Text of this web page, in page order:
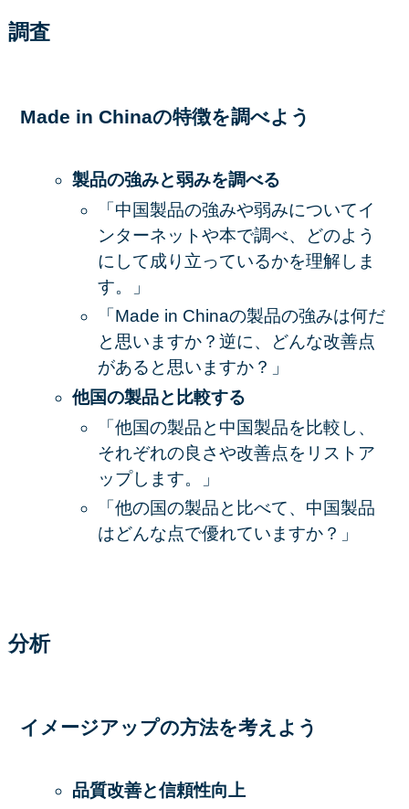
調査
Made in Chinaの特徴を調べよう
製品の強みと弱みを調べる
「中国製品の強みや弱みについてイ
ンターネットや本で調べ、どのよう
にして成り立っているかを理解しま
す。」
「Made in Chinaの製品の強みは何だ
と思いますか？逆に、どんな改善点
があると思いますか？」
他国の製品と比較する
「他国の製品と中国製品を比較し、
それぞれの良さや改善点をリストア
ップします。」
「他の国の製品と比べて、中国製品
はどんな点で優れていますか？」
分析
イメージアップの方法を考えよう
品質改善と信頼性向上